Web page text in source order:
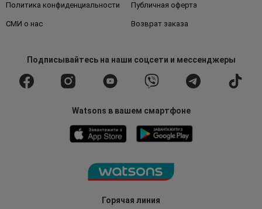
Горячая линия
Политика конфиденциальности Публичная оферта
СМИ о нас Возврат заказа
Подписывайтесьна наши соцсети и мессенджеры
Watsons в вашем смартфоне